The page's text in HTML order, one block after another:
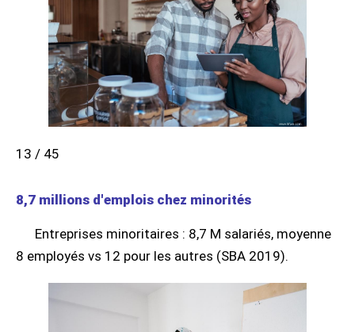
13 / 45
8,7 millions d'emplois chez minorités
Entreprises minoritaires : 8,7 M salariés, moyenne
8 employés vs 12 pour les autres (SBA 2019).